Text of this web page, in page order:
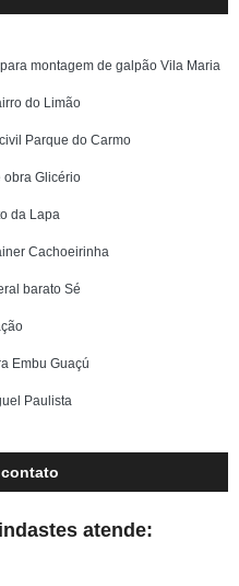
montagem de galpão Vila Maria
do Limão
Parque do Carmo
obra Glicério
da Lapa
Cachoeirinha
barato Sé
Embu Guaçú
Paulista
contato
atende: